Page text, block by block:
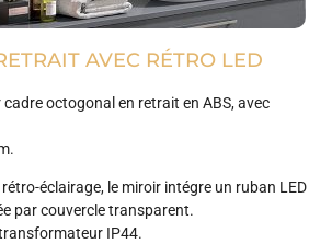
AVEC RÉTRO LED
octogonal en retrait en ABS, avec
éclairage, le miroir intégre un ruban LED
par couvercle transparent.
IP44.